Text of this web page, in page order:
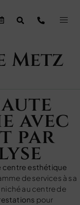
Metz
avec
par
centre esthétique
de services à sa
au centre de
pour